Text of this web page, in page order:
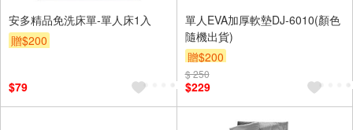
安多精品免洗床單-單人床1入
贈$200
$79
單人EVA加厚軟墊DJ-6010(顏色
隨機出貨)
贈$200
$ 250
$229